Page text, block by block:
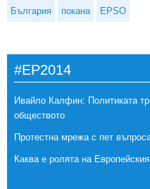
България покана EPSO
#EP2014
Ивайло Калфин: Политиката
обществото
Протестна мрежа с пет
Каква е ролята на